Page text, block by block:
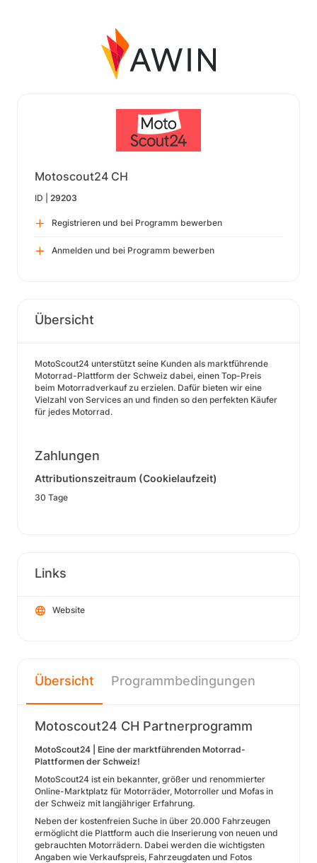
Motoscout24 CH
ID | 29203
Registrieren und bei Programm bewerben
Anmelden und bei Programm bewerben
Übersicht
MotoScout24 unterstützt seine Kunden als marktführende
Motorrad-Plattform der Schweiz dabei, einen Top-Preis
beim Motorradverkauf zu erzielen. Dafür bieten wir eine
Vielzahl von Services an und finden so den perfekten Käufer
für jedes Motorrad.
Zahlungen
Attributionszeitraum (Cookielaufzeit)
30 Tage
Links
Website
Übersicht Programmbedingungen
Motoscout24 CH Partnerprogramm
MotoScout24 | Eine der marktführenden Motorrad-
Plattformen der Schweiz!
MotoScout24 ist ein bekannter, größer und renommierter
Online-Marktplatz für Motorräder, Motorroller und Mofas in
der Schweiz mit langjähriger Erfahrung.
Neben der kostenfreien Suche in über 20.000 Fahrzeugen
ermöglicht die Plattform auch die Inserierung von neuen und
gebrauchten Motorrädern. Dabei werden die wichtigsten
Angaben wie Verkaufspreis, Fahrzeugdaten und Fotos